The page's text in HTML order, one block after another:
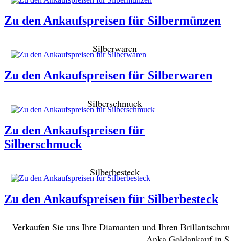
Zu den Ankaufspreisen für Silbermünzen
Silberwaren
Zu den Ankaufspreisen für Silberwaren
Silberschmuck
Zu den Ankaufspreisen für
Silberschmuck
Silberbesteck
Zu den Ankaufspreisen für Silberbesteck
Verkaufen Sie uns Ihre Diamanten und Ihren